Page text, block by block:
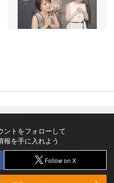
ントをフォローして
報を手に入れよう
Follow on X